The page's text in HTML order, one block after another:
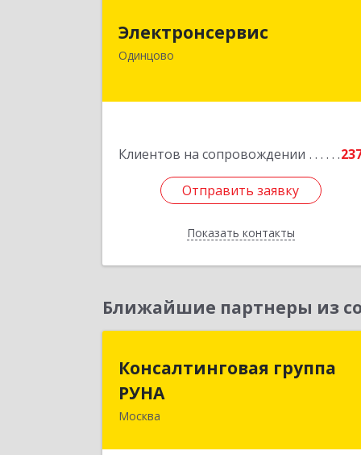
Электронсервис
Одинцово
Клиентов на сопровождении
Отправить заявку
Показать контакты
143050, Московская обл,
Одинцовский р-н, Большие Вяземы
Отправить заявку
Назад
Ближайшие партнеры из
Консалтинговая группа
РУНА
Москва
РУНА
117218, Москва г, Кржижановского ул,